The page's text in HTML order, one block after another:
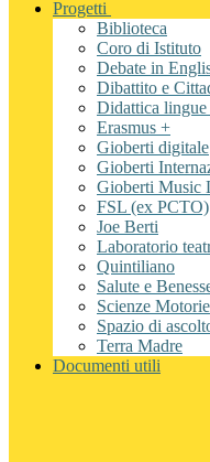
Progetti
Biblioteca
Coro di Istituto
Debate in
Dibattito e
Didattica lingue
Erasmus +
Gioberti digitale
Gioberti
Gioberti Music
FSL (ex PCTO)
Joe Berti
Laboratorio
Quintiliano
Salute e
Scienze Motorie
Spazio di
Terra Madre
Documenti utili